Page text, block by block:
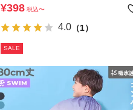
¥398 税込〜
4.0（1）
SALE